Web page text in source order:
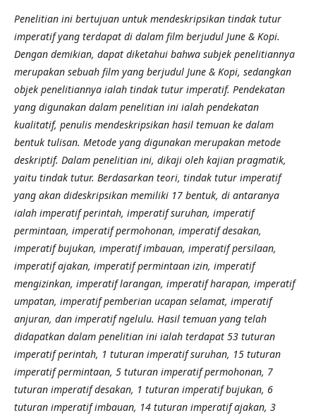
Penelitian ini bertujuan untuk mendeskripsikan tindak tutur
imperatif yang terdapat di dalam film berjudul June & Kopi.
Dengan demikian, dapat diketahui bahwa subjek penelitiannya
merupakan sebuah film yang berjudul June & Kopi, sedangkan
objek penelitiannya ialah tindak tutur imperatif. Pendekatan
yang digunakan dalam penelitian ini ialah pendekatan
kualitatif, penulis mendeskripsikan hasil temuan ke dalam
bentuk tulisan. Metode yang digunakan merupakan metode
deskriptif. Dalam penelitian ini, dikaji oleh kajian pragmatik,
yaitu tindak tutur. Berdasarkan teori, tindak tutur imperatif
yang akan dideskripsikan memiliki 17 bentuk, di antaranya
ialah imperatif perintah, imperatif suruhan, imperatif
permintaan, imperatif permohonan, imperatif desakan,
imperatif bujukan, imperatif imbauan, imperatif persilaan,
imperatif ajakan, imperatif permintaan izin, imperatif
mengizinkan, imperatif larangan, imperatif harapan, imperatif
umpatan, imperatif pemberian ucapan selamat, imperatif
anjuran, dan imperatif ngelulu. Hasil temuan yang telah
didapatkan dalam penelitian ini ialah terdapat 53 tuturan
imperatif perintah, 1 tuturan imperatif suruhan, 15 tuturan
imperatif permintaan, 5 tuturan imperatif permohonan, 7
tuturan imperatif desakan, 1 tuturan imperatif bujukan, 6
tuturan imperatif imbauan, 14 tuturan imperatif ajakan, 3